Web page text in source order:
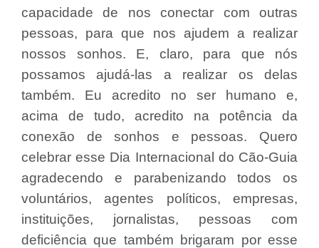
capacidade de nos conectar com outras
pessoas, para que nos ajudem a realizar
nossos sonhos. E, claro, para que nós
possamos ajudá-las a realizar os delas
também. Eu acredito no ser humano e,
acima de tudo, acredito na potência da
conexão de sonhos e pessoas. Quero
celebrar esse Dia Internacional do Cão-Guia
agradecendo e parabenizando todos os
voluntários, agentes políticos, empresas,
instituições, jornalistas, pessoas com
deficiência que também brigaram por esse